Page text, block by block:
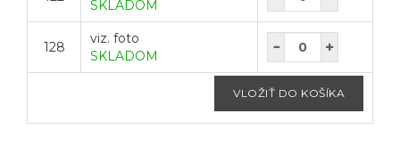
SKLADOM
128
viz. foto
SKLADOM